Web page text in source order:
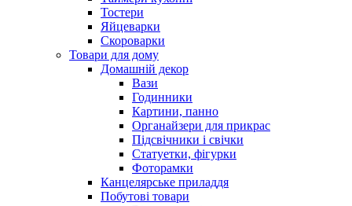
Тостери
Яйцеварки
Скороварки
Товари для дому
Домашній декор
Вази
Годинники
Картини, панно
Органайзери для прикрас
Підсвічники і свічки
Статуетки, фігурки
Фоторамки
Канцелярське приладдя
Побутові товари